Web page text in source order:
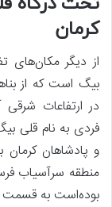
کرمان
از دیگر مکان‌های
بیگ است که از
در ارتفاعات شرقی
فردی به نام قلی
و پادشاهان کرمان
منطقه سرآسیاب
بوده‌است به قسمت